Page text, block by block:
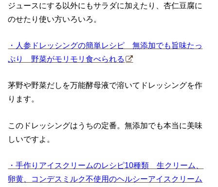
ジュースにする以外にもサラダに加えたり、杏仁豆腐に
のせたり使い方いろいろ。
・人参ドレッシングの簡単レシピ 無添加でも旨味たっ
ぷり 野菜がモリモリ食べられる
茅野や野菜だしを万能酵母液で溶いてドレッシングを作
ります。
このドレッシングはうちの定番。無添加でも本当に美味
しいですよ。
・手作りアイスクリームのレシピ10種類 生クリーム、
卵黄、コンデスミルク不使用のヘルシーアイスクリーム